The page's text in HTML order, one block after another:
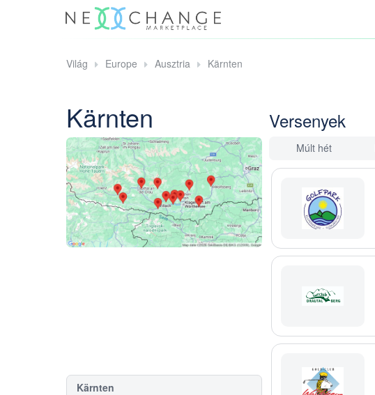
Világ Europe Ausztria Kärnten
Kärnten
Kärnten
Versenyek
Múlt hét